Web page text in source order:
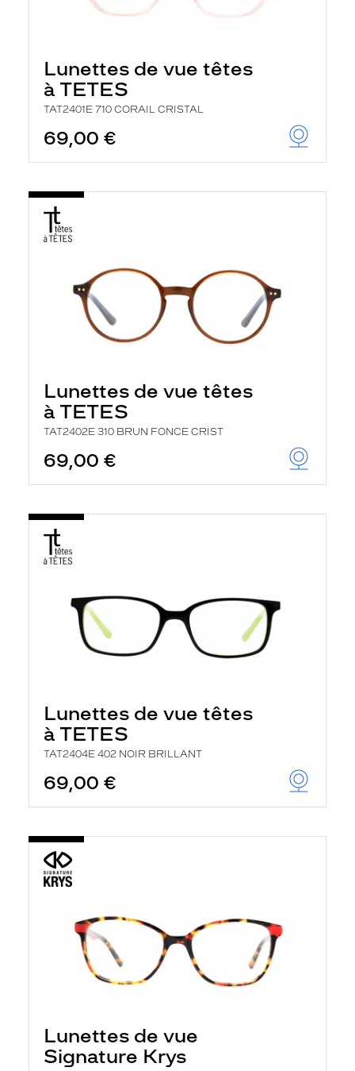
Lunettes de vue têtes
à TETES
TAT2401E 710 CORAIL CRISTAL
69,00 €
Lunettes de vue têtes
à TETES
TAT2402E 310 BRUN FONCE CRIST
69,00 €
Lunettes de vue têtes
à TETES
TAT2404E 402 NOIR BRILLANT
69,00 €
Lunettes de vue
Signature Krys